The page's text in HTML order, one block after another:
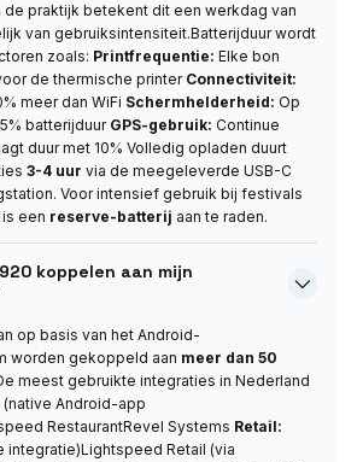
de praktijk betekent dit een werkdag van
van gebruiksintensiteit.Batterijduur wordt
zoals: Printfrequentie: Elke bon
de thermische printer Connectiviteit:
meer dan WiFi Schermhelderheid: Op
batterijduur GPS-gebruik: Continue
duur met 10% Volledig opladen duurt
3-4 uur via de meegeleverde USB-C
Voor intensief gebruik bij festivals
een reserve-batterij aan te raden.
koppelen aan mijn

op basis van het Android-
worden gekoppeld aan meer dan 50
meest gebruikte integraties in Nederland
(native Android-app
RestaurantRevel Systems Retail:
integratie)Lightspeed Retail (via